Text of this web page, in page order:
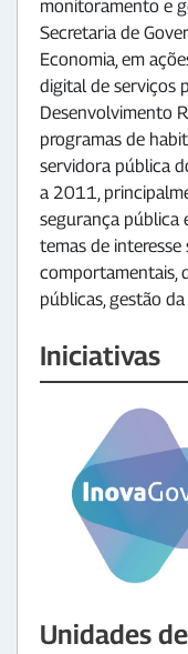
monitoramento e
Secretaria de
Economia, em
digital de serviços
Desenvolvimento
programas de
servidora pública
a 2011,
segurança pública
temas de interesse
comportamentais,
públicas, gestão
Iniciativas
Unidades